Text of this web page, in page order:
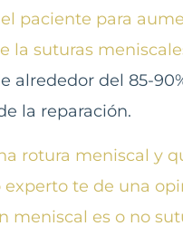
paciente para
la suturas
alrededor del 85-
la reparación.
rotura meniscal y
te de una
meniscal es o no